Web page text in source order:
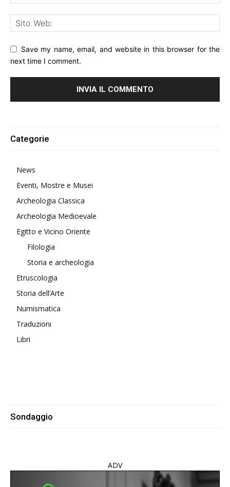
Save my name, email, and website in this browser for the
next time I comment.
Categorie
News
Eventi, Mostre e Musei
Archeologia Classica
Archeologia Medioevale
Egitto e Vicino Oriente
Filologia
Storia e archeologia
Etruscologia
Storia dell’Arte
Numismatica
Traduzioni
Libri
Sondaggio
ADV